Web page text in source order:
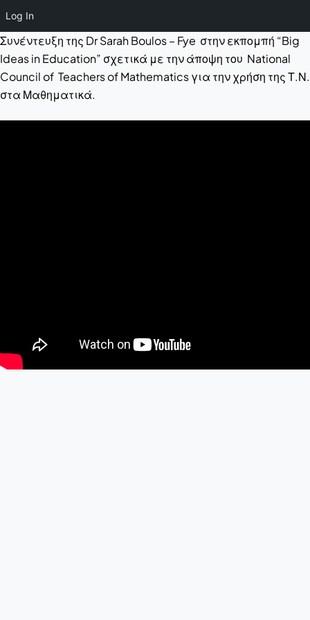
Log In
Συνέντευξη της Dr Sarah Boulos – Fye στην εκπομπή “Big
Ideas in Education” σχετικά με την άποψη του National
Council of Teachers of Mathematics για την χρήση της Τ.Ν.
στα Μαθηματικά.